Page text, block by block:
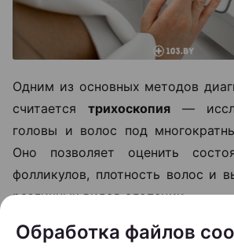
Одним из основных методов
считается трихоскопия —
головы и волос под
Оно позволяет оценить
фолликулов, плотность волос и
различных видов алопеции.
Кроме того, пациенту могут
Обработка файлов